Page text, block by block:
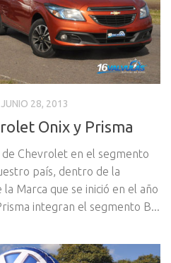
JUNIO 28, 2013
Onix y Prisma
de Chevrolet en el segmento
país, dentro de la
Marca que se inició en el año
integran el segmento B...